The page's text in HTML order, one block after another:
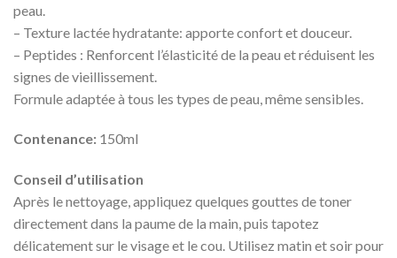
peau.
– Texture lactée hydratante: apporte confort et douceur.
– Peptides : Renforcent l’élasticité de la peau et réduisent les
signes de vieillissement.
Formule adaptée à tous les types de peau, même sensibles.
Contenance: 150ml
Conseil d’utilisation
Après le nettoyage, appliquez quelques gouttes de toner
directement dans la paume de la main, puis tapotez
délicatement sur le visage et le cou. Utilisez matin et soir pour